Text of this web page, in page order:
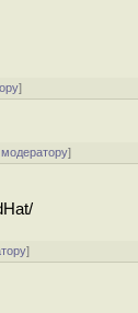
]
модератору]
]